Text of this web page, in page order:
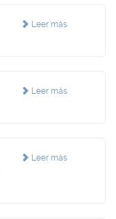
Leer más
Leer más
Leer más